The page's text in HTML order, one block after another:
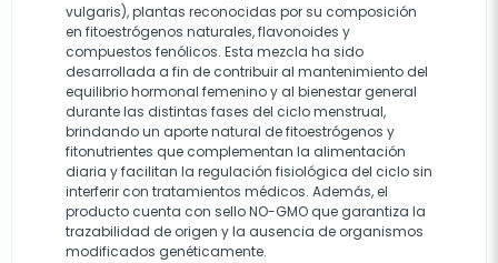
vulgaris), plantas reconocidas por su composición
en fitoestrógenos naturales, flavonoides y
compuestos fenólicos. Esta mezcla ha sido
desarrollada a fin de contribuir al mantenimiento del
equilibrio hormonal femenino y al bienestar general
durante las distintas fases del ciclo menstrual,
brindando un aporte natural de fitoestrógenos y
fitonutrientes que complementan la alimentación
diaria y facilitan la regulación fisiológica del ciclo sin
interferir con tratamientos médicos. Además, el
producto cuenta con sello NO-GMO que garantiza la
trazabilidad de origen y la ausencia de organismos
modificados genéticamente.